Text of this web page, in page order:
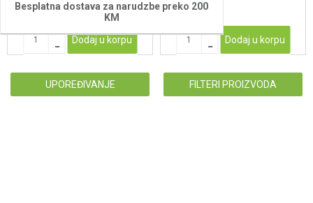
Besplatna dostava za narudzbe preko 200
KM
Dodaj u korpu Dodaj u korpu
UPOREĐIVANJE FILTERI PROIZVODA